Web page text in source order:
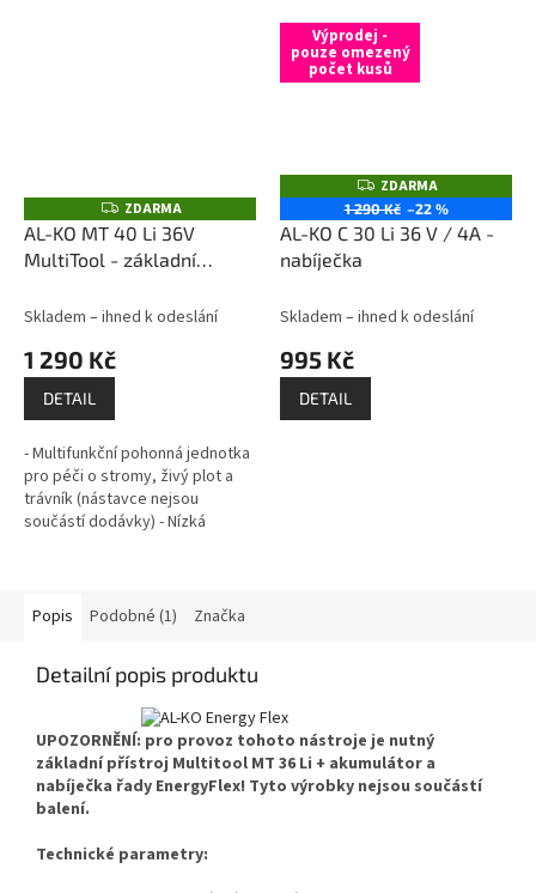
Z
D
A
R
ZDARMA
AL-KO MT 40 Li 36V
MultiTool - základní
Skladem – ihned k odeslání
1 290 Kč
DETAIL
- Multifunkční pohonná jednotka
pro péči o stromy, živý plot a
trávník (nástavce nejsou
součástí dodávky) - Nízká
Výprodej -
pouze omezený
počet kusů
Z
D
A
R
ZDARMA
1 290 Kč –22 %
AL-KO C 30 Li 36 V / 4A -
nabíječka
Skladem – ihned k odeslání
995 Kč
DETAIL
Popis Podobné (1) Značka
Detailní popis produktu
UPOZORNĚNÍ: pro provoz tohoto nástroje je nutný
základní přístroj Multitool MT 36 Li + akumulátor a
nabíječka řady EnergyFlex! Tyto výrobky nejsou součástí
balení.
Technické parametry: